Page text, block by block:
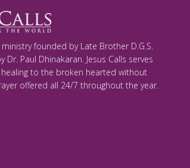
ministry founded by Late Brother D.G.S.
Dr. Paul Dhinakaran. Jesus Calls serves
to the broken hearted without
offered all 24/7 throughout the year.